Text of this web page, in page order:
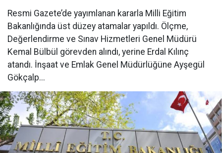
Resmi Gazete’de yayımlanan kararla Milli Eğitim
Bakanlığında üst düzey atamalar yapıldı. Ölçme,
Değerlendirme ve Sınav Hizmetleri Genel Müdürü
Kemal Bülbül görevden alındı, yerine Erdal Kılınç
atandı. İnşaat ve Emlak Genel Müdürlüğüne Ayşegül
Gökçalp...